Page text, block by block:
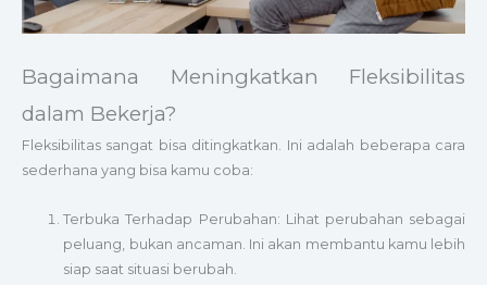
Bagaimana Meningkatkan Fleksibilitas
dalam Bekerja?
Fleksibilitas sangat bisa ditingkatkan. Ini adalah beberapa cara
sederhana yang bisa kamu coba:
Terbuka Terhadap Perubahan: Lihat perubahan sebagai
peluang, bukan ancaman. Ini akan membantu kamu lebih
siap saat situasi berubah.